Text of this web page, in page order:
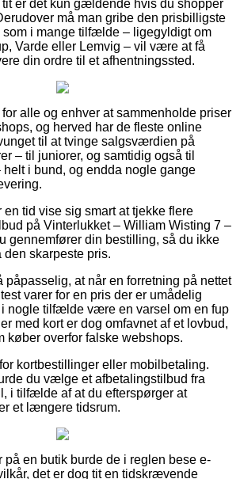
er det kun gældende hvis du shopper
må man gribe den prisbilligste
som i mange tilfælde – ligegyldigt om
Varde eller Lemvig – vil være at få
din ordre til et afhentningssted.
alle og enhver at sammenholde priser
og herved har de fleste online
til at tvinge salgsværdien på
– til juniorer, og samtidig også til
i bund, og endda nogle gange
en tid vise sig smart at tjekke flere
på Vinterlukket – William Wisting 7 –
gennemfører din bestilling, så du ikke
den skarpeste pris.
påpasselig, at når en forretning på nettet
varer for en pris der er umådelig
nogle tilfælde være en varsel om en fup
med kort er dog omfavnet af et lovbud,
køber overfor falske webshops.
kortbestillinger eller mobilbetaling.
du vælge et afbetalingstilbud fra
i tilfælde af at du efterspørger at
et længere tidsrum.
på en butik burde de i reglen bese e-
det er dog tit en tidskrævende